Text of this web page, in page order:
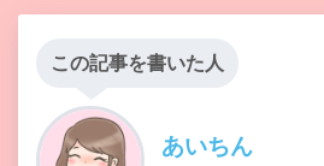
この記事を書いた人
あいちん